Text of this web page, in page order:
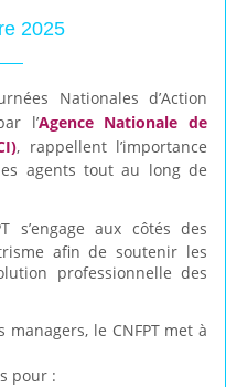
2025
Nationales d’Action
l’Agence Nationale de
, rappellent l’importance
agents tout au long de
s’engage aux côtés des
afin de soutenir les
professionnelle des
le CNFPT met à
pour :